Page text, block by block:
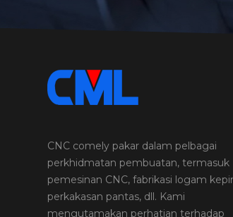
CNC comely pakar dalam pelbagai
perkhidmatan pembuatan, termasuk
pemesinan CNC, fabrikasi logam
perkakasan pantas, dll. Kami
mengutamakan perhatian terhadap